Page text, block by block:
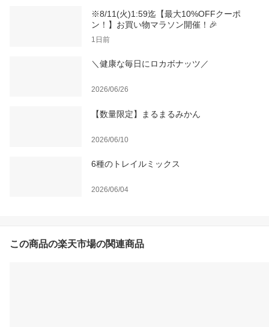
※8/11(火)1:59迄【最大10%OFFクーポ
ン！】お買い物マラソン開催！🎉
1日前
＼健康な毎日にロカボナッツ／
2026/06/26
【数量限定】まるまるみかん
2026/06/10
6種のトレイルミックス
2026/06/04
この商品の楽天市場の関連商品